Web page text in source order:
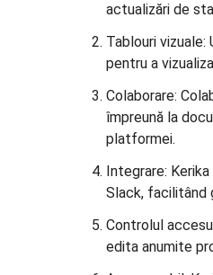
actualizări de
Tablouri vizuale:
pentru a
Colaborare:
împreună la
platformei.
Integrare:
Slack, facilitând
Controlul
edita anumite